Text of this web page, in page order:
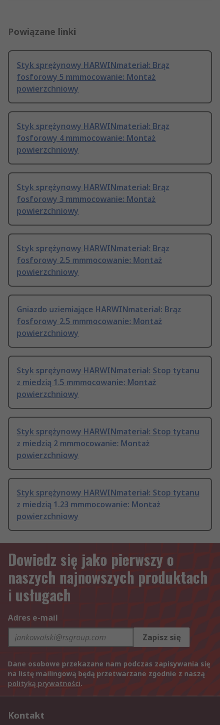
Powiązane linki
Styk sprężynowy HARWINmateriał: Brąz
fosforowy 5 mmmocowanie: Montaż
powierzchniowy
Styk sprężynowy HARWINmateriał: Brąz
fosforowy 4 mmmocowanie: Montaż
powierzchniowy
Styk sprężynowy HARWINmateriał: Brąz
fosforowy 3 mmmocowanie: Montaż
powierzchniowy
Styk sprężynowy HARWINmateriał: Brąz
fosforowy 2.5 mmmocowanie: Montaż
powierzchniowy
Gniazdo uziemiające HARWINmateriał: Brąz
fosforowy 2.5 mmmocowanie: Montaż
powierzchniowy
Styk sprężynowy HARWINmateriał: Stop tytanu
z miedzią 1.5 mmmocowanie: Montaż
powierzchniowy
Styk sprężynowy HARWINmateriał: Stop tytanu
z miedzią 2 mmmocowanie: Montaż
powierzchniowy
Styk sprężynowy HARWINmateriał: Stop tytanu
z miedzią 1.23 mmmocowanie: Montaż
powierzchniowy
Dowiedz się jako pierwszy o
naszych najnowszych produktach
i usługach
Adres e-mail
Zapisz się
Dane osobowe przekazane nam podczas zapisywania się
na listę mailingową będą przetwarzane zgodnie z naszą
polityką prywatności.
Kontakt